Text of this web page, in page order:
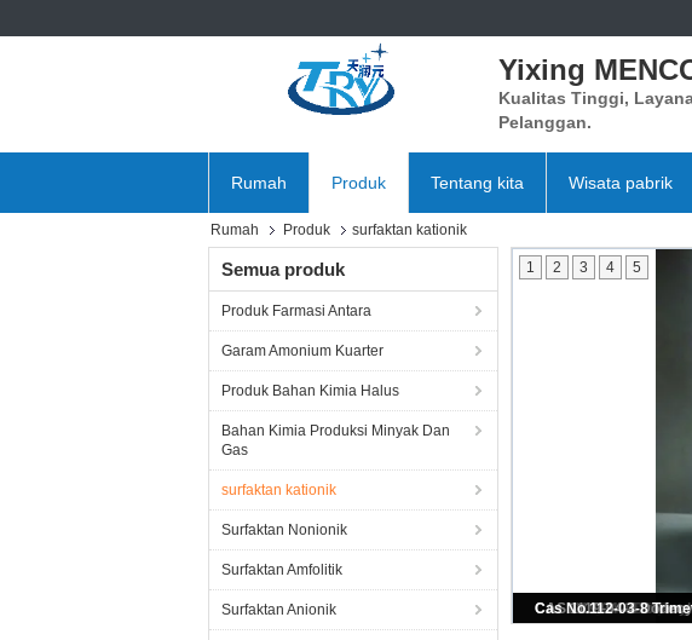
Yixing
Kualitas Tinggi,
Pelanggan.
Rumah Produk Tentang kita Wisata pabrik
Rumah Produk surfaktan kationik
Semua produk
Produk Farmasi Antara
Garam Amonium Kuarter
Produk Bahan Kimia Halus
Bahan Kimia Produksi Minyak Dan
Gas
surfaktan kationik
Surfaktan Nonionik
Surfaktan Amfolitik
Surfaktan Anionik
1 2 3 4 5